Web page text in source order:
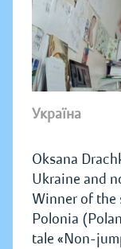
Україна
Oksana
Ukraine and
Winner of the
Polonia
tale «Non-